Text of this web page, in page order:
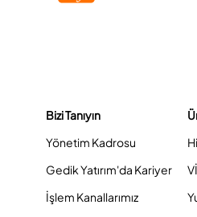
Bizi Tanıyın
Yönetim Kadrosu
Gedik Yatırım'da Kariyer
İşlem Kanallarımız